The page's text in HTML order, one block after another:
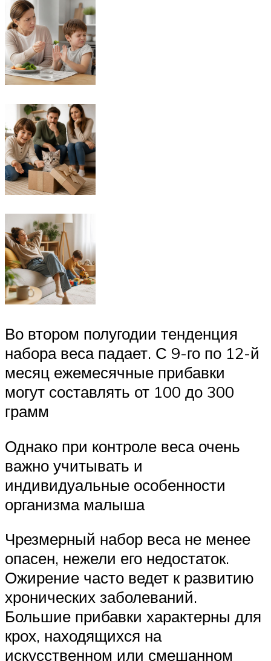
Во втором полугодии тенденция
набора веса падает. С 9-го по 12-й
месяц ежемесячные прибавки
могут составлять от 100 до 300
грамм
Однако при контроле веса очень
важно учитывать и
индивидуальные особенности
организма малыша
Чрезмерный набор веса не менее
опасен, нежели его недостаток.
Ожирение часто ведет к развитию
хронических заболеваний.
Большие прибавки характерны для
крох, находящихся на
искусственном или смешанном